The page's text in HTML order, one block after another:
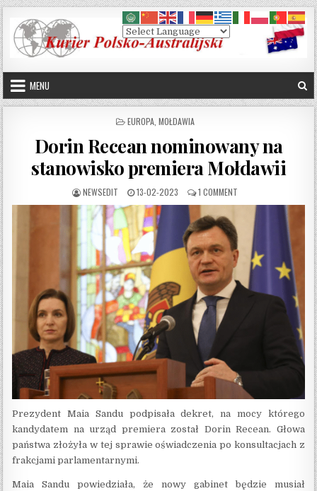
Skip to content
MENU
POSTED IN
EUROPA, MOŁDAWIA
Dorin Recean nominowany na
stanowisko premiera Mołdawii
AUTHOR:
NEWSEDIT PUBLISHED DATE:
13-02-2023 1 COMMENT ON DORIN RECEAN
Prezydent Maia Sandu podpisała dekret, na mocy którego
kandydatem na urząd premiera został Dorin Recean. Głowa
państwa złożyła w tej sprawie oświadczenia po konsultacjach z
frakcjami parlamentarnymi.
Maia Sandu powiedziała, że nowy gabinet będzie musiał